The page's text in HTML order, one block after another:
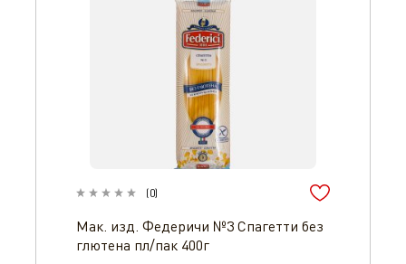
(0)
Мак. изд. Федеричи №3 Спагетти без
глютена пл/пак 400г